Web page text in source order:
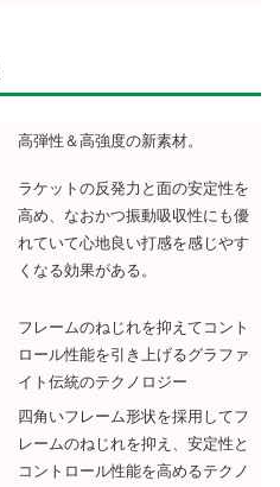
高弾性＆高強度の新素材。
ラケットの反発力と面の安定性を
高め、なおかつ振動吸収性にも優
れていて心地良い打感を感じやす
くなる効果がある。
フレームのねじれを抑えてコント
ロール性能を引き上げるグラファ
イト伝統のテクノロジー
四角いフレーム形状を採用してフ
レームのねじれを抑え、安定性と
コントロール性能を高めるテクノ